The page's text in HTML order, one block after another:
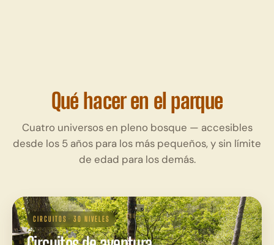
Qué hacer en el parque
Cuatro universos en pleno bosque — accesibles
desde los 5 años para los más pequeños, y sin límite
de edad para los demás.
CIRCUITOS · 30 NIVELES